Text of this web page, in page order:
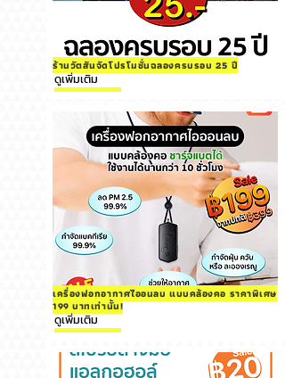
ร้านวัตสันจัดโปรโมชั่นฉลองครบรอบ 25 ปี
ดูเพิ่มเติม
เครื่องฟอกอากาศไออนลบ แบบคล้องคอ ราคาพิเศษ
199 บาทเท่านั้น!
ดูเพิ่มเติม